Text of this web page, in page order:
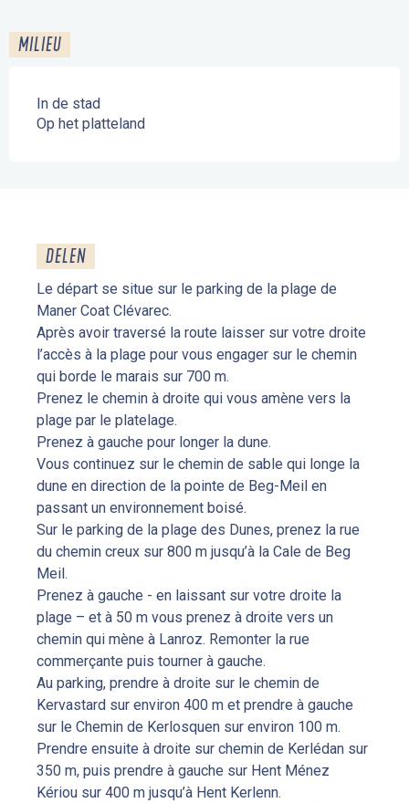
MILIEU
In de stad
Op het platteland
DELEN
Le départ se situe sur le parking de la plage de
Maner Coat Clévarec.
Après avoir traversé la route laisser sur votre droite
l’accès à la plage pour vous engager sur le chemin
qui borde le marais sur 700 m.
Prenez le chemin à droite qui vous amène vers la
plage par le platelage.
Prenez à gauche pour longer la dune.
Vous continuez sur le chemin de sable qui longe la
dune en direction de la pointe de Beg-Meil en
passant un environnement boisé.
Sur le parking de la plage des Dunes, prenez la rue
du chemin creux sur 800 m jusqu’à la Cale de Beg
Meil.
Prenez à gauche - en laissant sur votre droite la
plage – et à 50 m vous prenez à droite vers un
chemin qui mène à Lanroz. Remonter la rue
commerçante puis tourner à gauche.
Au parking, prendre à droite sur le chemin de
Kervastard sur environ 400 m et prendre à gauche
sur le Chemin de Kerlosquen sur environ 100 m.
Prendre ensuite à droite sur chemin de Kerlédan sur
350 m, puis prendre à gauche sur Hent Ménez
Kériou sur 400 m jusqu’à Hent Kerlenn.